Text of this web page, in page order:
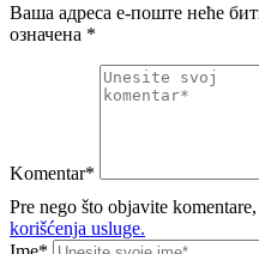
Ваша адреса е-поште неће
означена *
Komentar*
Pre nego što objavite
korišćenja usluge.